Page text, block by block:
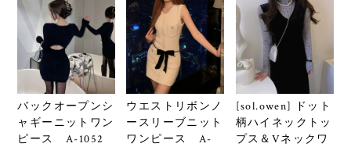
バックオープンシ
ャギーニットワン
ピース A-1052
ウエストリボンノ
ースリーブニット
ワンピース A-
[sol.owen] ドット
柄ハイネックトッ
プス＆Vネックワ